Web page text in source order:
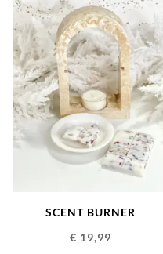
SCENT BURNER
€ 19,99